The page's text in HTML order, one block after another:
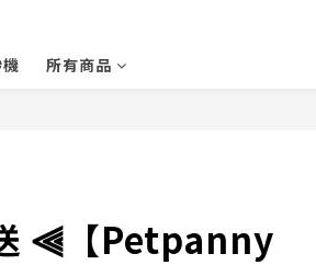
所有商品
⫷【Petpanny